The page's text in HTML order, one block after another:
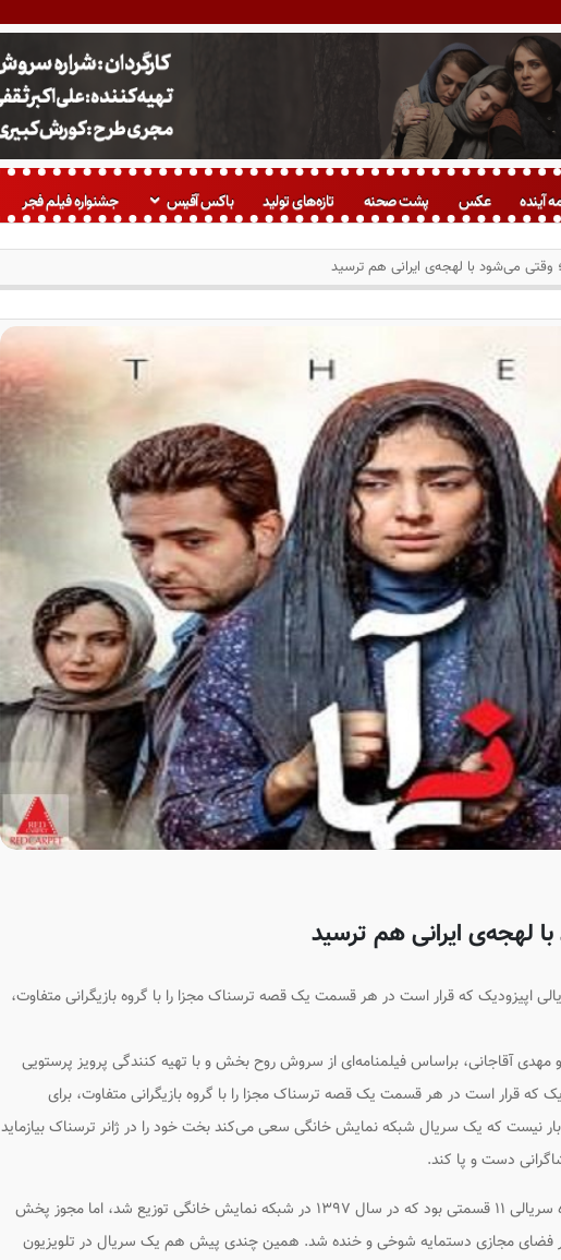
آینده عکس پشت صحنه تازه‌های تولید باکس آفیس جشنواره فیلم فجر
وقتی می‌شود با لهجه‌ی ایرانی هم ترسید
لهجه‌ی ایرانی هم ترسید
اپیزودیک که قرار است در هر قسمت یک قصه ترسناک مجزا را با گروه بازیگرانی متفاوت،
و مهدی آقاجانی، براساس فیلمنامه‌ای از سروش روح بخش و با تهیه کنندگی پرویز پرستویی
که قرار است در هر قسمت یک قصه ترسناک مجزا را با گروه بازیگرانی متفاوت، برای
نیست که یک سریال شبکه نمایش خانگی سعی می‌کند بخت خود را در ژانر ترسناک بیازماید
دست و پا کند.
«احضار» ساخته رامین عباسی‌زاده سریالی ۱۱ قسمتی بود که در سال ۱۳۹۷ در شبکه نمایش خانگی توزیع شد، اما مجوز پخش
فضای مجازی دستمایه شوخی و خنده شد. همین چندی پیش هم یک سریال در تلویزیون